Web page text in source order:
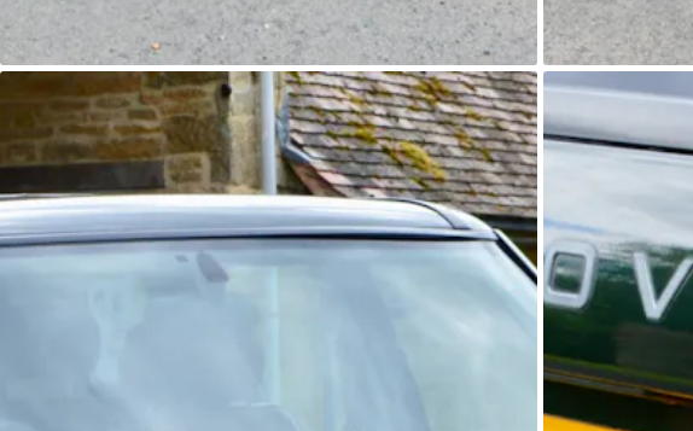
Range Rover
Primoris 4x4
Range Rover
Primoris 4x4